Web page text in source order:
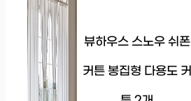
뷰하우스 스노우 쉬폰
커튼 봉집형 다용도 커